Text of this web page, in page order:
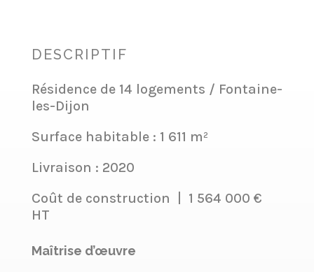
DESCRIPTIF
Résidence de 14 logements / Fontaine-
les-Dijon
Surface habitable : 1 611 m²
Livraison : 2020
Coût de construction
1 564 000 €
HT
Maîtrise d’œuvre